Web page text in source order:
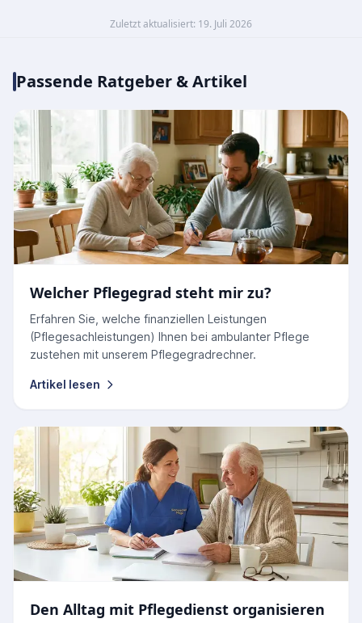
Zuletzt aktualisiert: 19. Juli 2026
Passende Ratgeber & Artikel
Welcher Pflegegrad steht mir zu?
Erfahren Sie, welche finanziellen Leistungen
(Pflegesachleistungen) Ihnen bei ambulanter Pflege
zustehen mit unserem Pflegegradrechner.
Artikel lesen
Den Alltag mit Pflegedienst organisieren